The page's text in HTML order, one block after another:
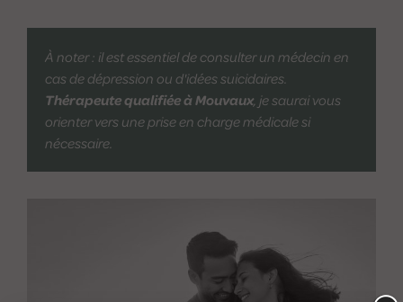
À noter : il est essentiel de consulter un médecin en
cas de dépression ou d'idées suicidaires.
Thérapeute qualifiée à Mouvaux, je saurai vous
orienter vers une prise en charge médicale si
nécessaire.